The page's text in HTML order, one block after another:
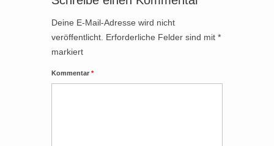
Deine E-Mail-Adresse wird nicht
veröffentlicht. Erforderliche Felder sind mit *
markiert
Kommentar *